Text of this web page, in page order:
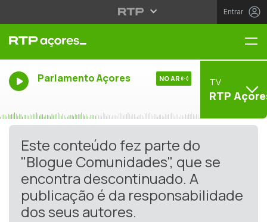
Entrar
Parlamento Açores NO AR TV
RTP
Este conteúdo fez parte do
"Blogue Comunidades", que se
encontra descontinuado. A
publicação é da responsabilidade
dos seus autores.